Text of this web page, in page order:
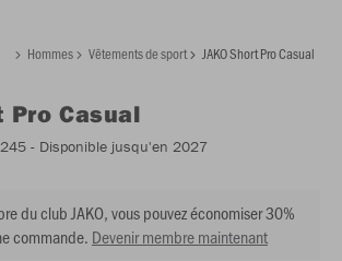
Hommes Vêtements de sport JAKO Short Pro Casual
Pro Casual
- Disponible jusqu'en 2027
du club JAKO, vous pouvez économiser 30%
commande. Devenir membre maintenant